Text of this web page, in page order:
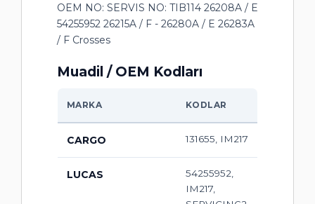
OEM NO: SERVIS NO: TIB114 26208A / E
54255952 26215A / F - 26280A / E 26283A
/ F Crosses
Muadil / OEM Kodları
MARKA KODLAR
CARGO 131655, IM217
LUCAS
54255952,
IM217,